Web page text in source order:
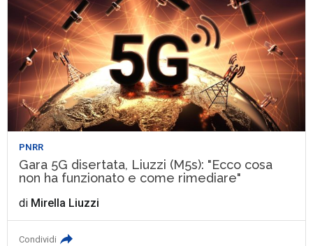
PNRR
Gara 5G disertata, Liuzzi (M5s): "Ecco cosa
non ha funzionato e come rimediare"
di Mirella Liuzzi
Condividi